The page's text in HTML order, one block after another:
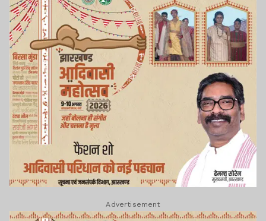
Advertisement